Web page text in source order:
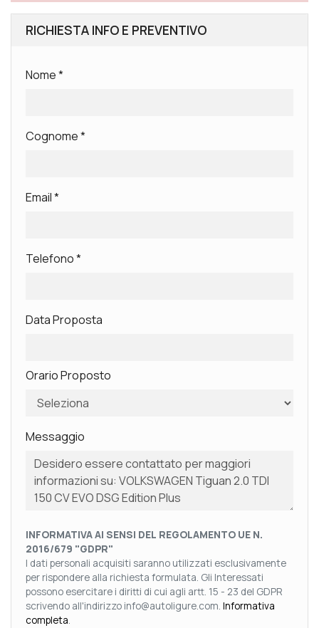
RICHIESTA INFO E PREVENTIVO
Nome*
Cognome*
Email*
Telefono*
Data Proposta
Orario Proposto
Messaggio
INFORMATIVA AI SENSI DEL REGOLAMENTO UE N.
2016/679 "GDPR"
I dati personali acquisiti saranno utilizzati esclusivamente
per rispondere alla richiesta formulata. Gli Interessati
possono esercitare i diritti di cui agli artt. 15 - 23 del GDPR
scrivendo all'indirizzo info@autoligure.com. Informativa
completa.